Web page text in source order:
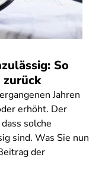
So
Jahren
erhöht. Der
solche
sind. Was Sie nun
der